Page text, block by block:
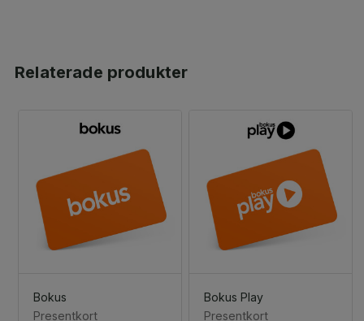
Relaterade produkter
Bokus
Presentkort
Bokus Play
Presentkort